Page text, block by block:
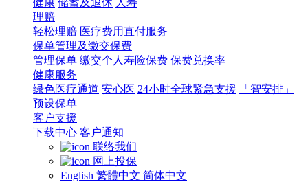
健康 储蓄及退休 人寿
理赔
轻松理赔 医疗费用直付服务
保单管理及缴交保费
管理保单 缴交个人寿险保费 保费兑换率
健康服务
绿色医疗通道 安心医 24小时全球紧急支援
「智安排」
预设保单
客户支援
下载中心 客户通知
联络我们
网上投保
English 繁體中文 简体中文